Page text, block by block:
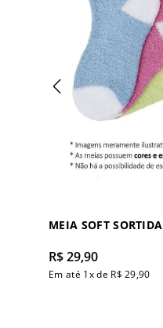
MEIA SOFT SORTIDA
R$29,90
Em até 1x de R$ 29,90